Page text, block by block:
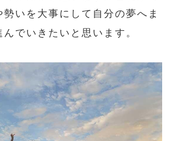
勢いを大事にして自分の夢へま
でいきたいと思います。